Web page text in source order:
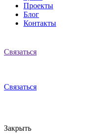
Проекты
Блог
Контакты
Связаться
Связаться
Закрыть